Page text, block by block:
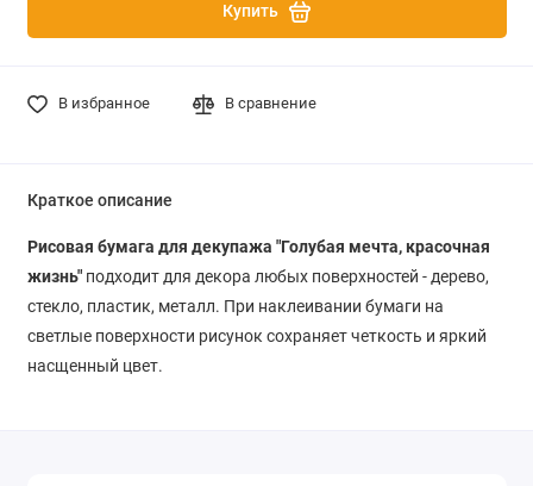
Купить
В избранное В сравнение
Краткое описание
Рисовая бумага для декупажа "Голубая мечта, красочная
жизнь"подходит для декора любых поверхностей - дерево,
стекло, пластик, металл. При наклеивании бумаги на
светлые поверхности рисунок сохраняет четкость и яркий
насщенный цвет.